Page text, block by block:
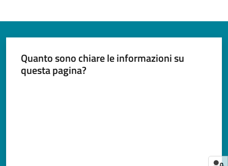
Quanto sono chiare le informazioni su
questa pagina?